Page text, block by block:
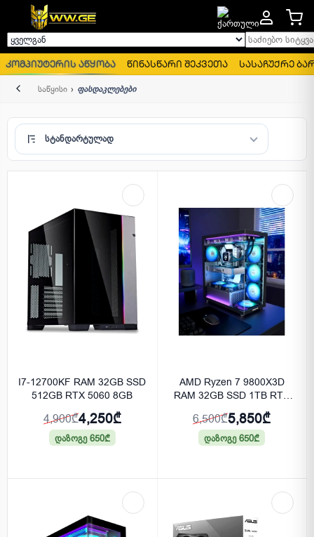
ყველგან საძიებო
კომპიუტერის აწყობა წინასწარი შეკვეთა სასაჩუქრე
უკანსაწყისი ფასდაკლებები
I7-12700KF RAM 32GB SSD
512GB RTX 5060 8GB
4,900₾4,250₾
დაზოგე 650₾
AMD Ryzen 7 9800X3D
RAM 32GB SSD 1TB RTX
6,500₾5,850₾
დაზოგე 650₾